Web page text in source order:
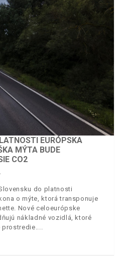
EURÓPSKA
MÝTA BUDE
CO2
do platnosti
o mýte, ktorá transponuje
Nové celoeurópske
nákladné vozidlá, ktoré
prostredie.